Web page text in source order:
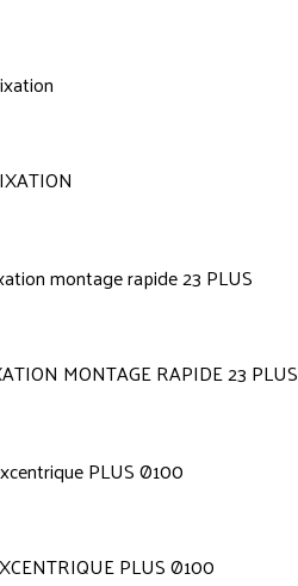
MONTAGE RAPIDE 23 PLUS
PLUS Ø100